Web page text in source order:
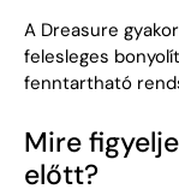
A Dreasure
felesleges
fenntartható
Mire
előtt?